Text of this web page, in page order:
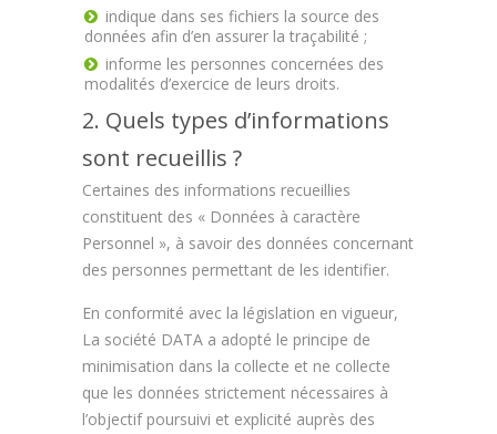
indique dans ses fichiers la source des
données afin d’en assurer la traçabilité ;
informe les personnes concernées des
modalités d’exercice de leurs droits.
2. Quels types d’informations
sont recueillis ?
Certaines des informations recueillies
constituent des « Données à caractère
Personnel », à savoir des données concernant
des personnes permettant de les identifier.
En conformité avec la législation en vigueur,
La société DATA a adopté le principe de
minimisation dans la collecte et ne collecte
que les données strictement nécessaires à
l’objectif poursuivi et explicité auprès des